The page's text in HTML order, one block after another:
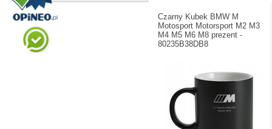
Czarny Kubek BMW M
Motosport Motorsport M2 M3
M4 M5 M6 M8 prezent -
80235B38DB8